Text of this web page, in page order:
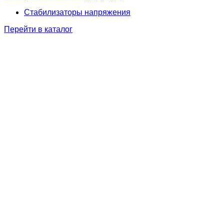
Стабилизаторы напряжения
Перейти в каталог